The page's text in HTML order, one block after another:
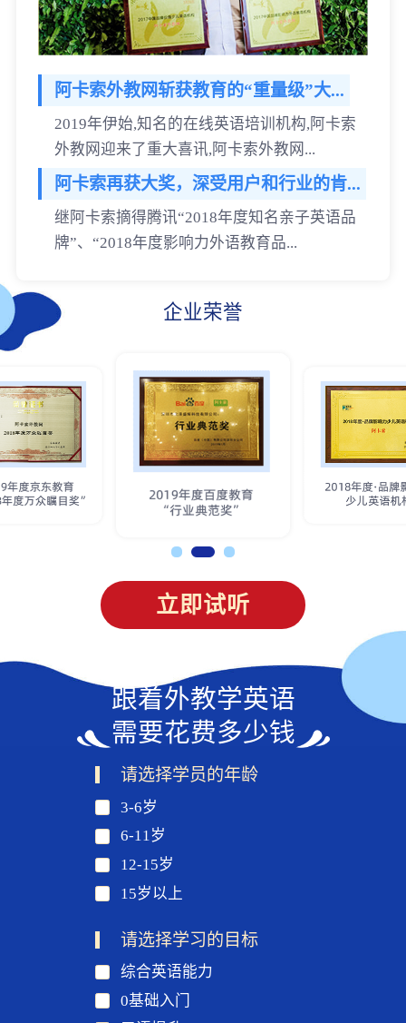
阿卡索外教网斩获教育的“重量级”大...
2019年伊始,知名的在线英语培训机构,阿卡索
外教网迎来了重大喜讯,阿卡索外教网...
阿卡索再获大奖，深受用户和行业的肯...
继阿卡索摘得腾讯“2018年度知名亲子英语品
牌”、“2018年度影响力外语教育品...
企业荣誉
立即试听
跟着外教学英语
需要花费多少钱
请选择学员的年龄
3-6岁
6-11岁
12-15岁
15岁以上
请选择学习的目标
综合英语能力
0基础入门